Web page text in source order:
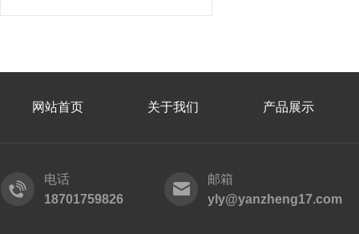
网站首页 关于我们 产品展示
电话
18701759826
邮箱
yly@yanzheng17.com